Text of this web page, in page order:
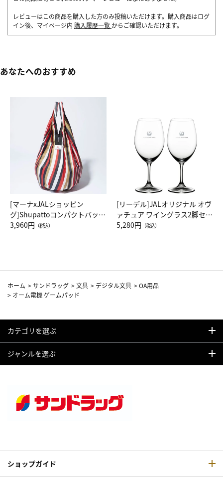
レビューはこの商品を購入した方のみ投稿いただけます。購入商品はログ
イン後、マイページ内 購入履歴一覧 からご確認いただけます。
あなたへのおすすめ
[マーナxJALショッピン
グ]Shupattoコンパクトバッグ
Drop JAL客室乗務員（LC）ス
3,960円 （税込）
[リーデル]JALオリジナル オヴ
ァチュア ワイングラス2脚セッ
ト（レッドワイン）
5,280円 （税込）
ホーム >サンドラッグ >文具 > デジタル文具 >OA用品
> オーム電機 ゲームパッド
カテゴリを選ぶ
ジャンルを選ぶ
ショップガイド